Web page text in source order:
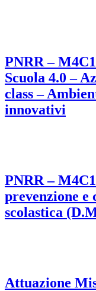
PNRR –
Scuola 4.0 –
class –
innovativi
PNRR –
prevenzione e
scolastica
Attuazione